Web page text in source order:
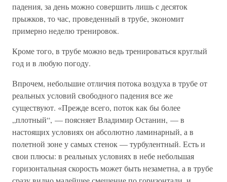
падения, за день можно совершить лишь с десяток
прыжков, то час, проведенный в трубе, экономит
примерно неделю тренировок.
Кроме того, в трубе можно ведь тренироваться круглый
год и в любую погоду.
Впрочем, небольшие отличия потока воздуха в трубе от
реальных условий свободного падения все же
существуют. «Прежде всего, поток как бы более
„плотный“, — поясняет Владимир Останин, — в
настоящих условиях он абсолютно ламинарный, а в
полетной зоне у самых стенок — турбулентный. Есть и
свои плюсы: в реальных условиях в небе небольшая
горизонтальная скорость может быть незаметна, а в трубе